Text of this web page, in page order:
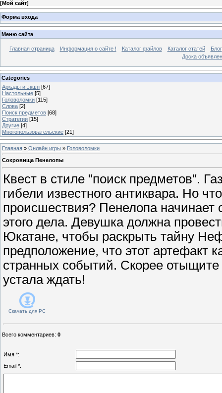
[Мой сайт]
Форма входа
Меню сайта
Главная страница Информация о сайте ! Каталог файлов Каталог статей
Блог
Доска
Categories
Аркады и экшн [67]
Настольные [5]
Головоломки [115]
Слова [2]
Поиск предметов [68]
Стратегии [15]
Другие [4]
Многопользовательские [21]
Главная » Онлайн игры » Головоломки
Сокровища Пенелопы
Квест в стиле "поиск предметов".
гибели известного антиквара. Но
происшествия? Пенелопа начинает
этого дела. Девушка должна
Юкатане, чтобы раскрыть тайну
предположение, что этот артефакт
странных событий. Скорее
устала ждать!
Скачать для PC
Всего комментариев: 0
Имя *:
Email *: